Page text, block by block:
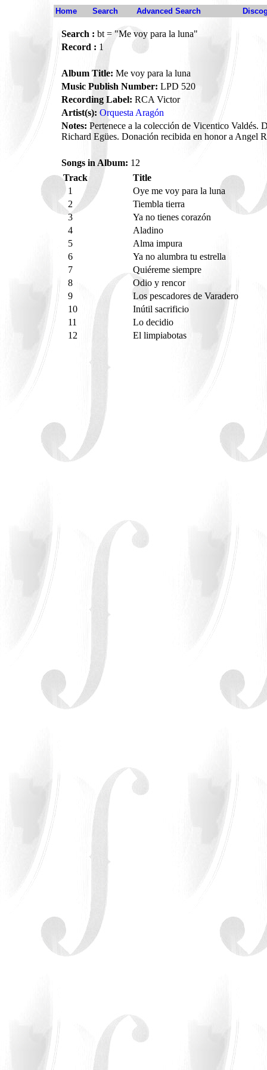
Home Search Advanced Search
Search : bt = "Me voy para la luna"
Record : 1
Album Title: Me voy para la luna
Music Publish Number: LPD 520
Recording Label: RCA Victor
Artist(s): Orquesta Aragón
Notes: Pertenece a la colección de Vicentico Valdés.
Richard Egües. Donación recibida en honor a Angel
Songs in Album: 12
Track
Title
1
Oye me voy para la luna
2
Tiembla tierra
3
Ya no tienes corazón
4
Aladino
5
Alma impura
6
Ya no alumbra tu estrella
7
Quiéreme siempre
8
Odio y rencor
9
Los pescadores de Varadero
10
Inútil sacrificio
11
Lo decidio
12
El limpiabotas